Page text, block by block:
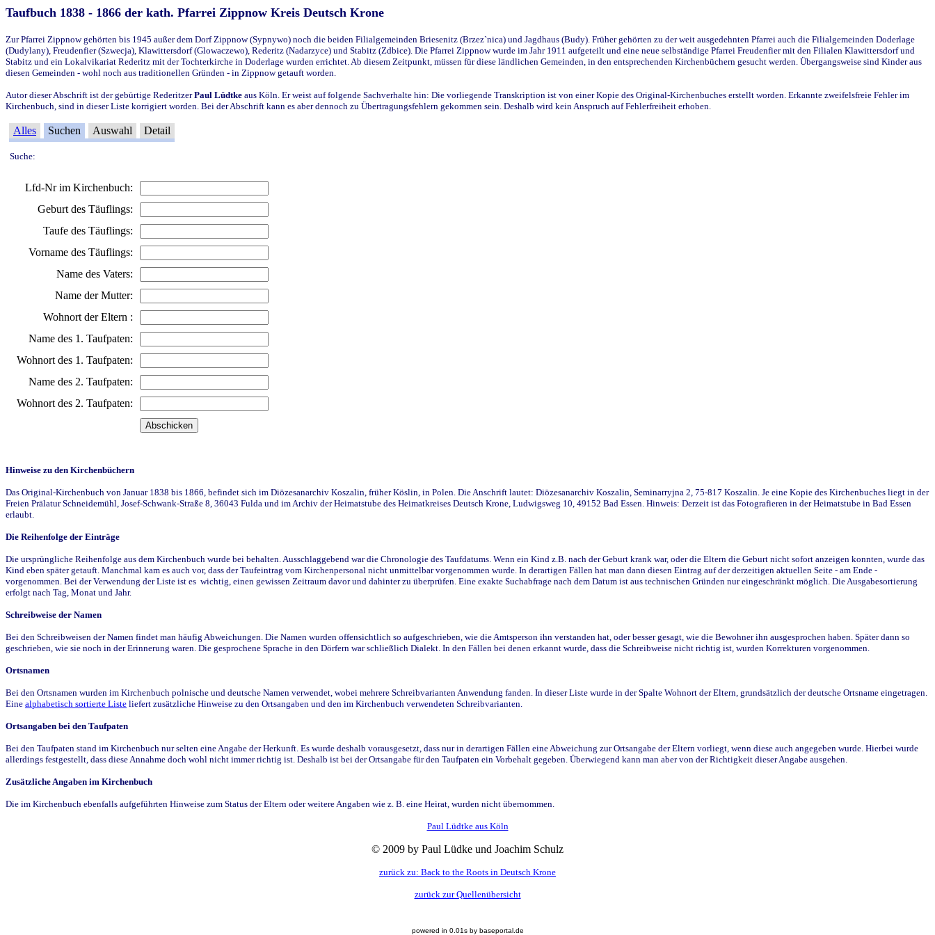
Taufbuch 1838 - 1866 der kath. Pfarrei Zippnow Kreis Deutsch Krone
Zur Pfarrei Zippnow gehörten bis 1945 außer dem Dorf Zippnow (Sypnywo) noch die beiden Filialgemeinden Briesenitz (Brzez`nica) und Jagdhaus (Budy). Früher gehörten zu der weit ausgedehnten Pfarrei auch die Filialgemeinden Doderlage
(Dudylany), Freudenfier (Szwecja), Klawittersdorf (Glowaczewo), Rederitz (Nadarzyce) und Stabitz (Zdbice). Die Pfarrei Zippnow wurde im Jahr 1911 aufgeteilt und eine neue selbständige Pfarrei Freudenfier mit den Filialen Klawittersdorf und
Stabitz und ein Lokalvikariat Rederitz mit der Tochterkirche in Doderlage wurden errichtet. Ab diesem Zeitpunkt, müssen für diese ländlichen Gemeinden, in den entsprechenden Kirchenbüchern gesucht werden. Übergangsweise sind Kinder aus
diesen Gemeinden - wohl noch aus traditionellen Gründen - in Zippnow getauft worden.
Autor dieser Abschrift ist der gebürtige RederitzerPaul Lüdtke aus Köln. Er weist auf folgende Sachverhalte hin: Die vorliegende Transkription ist von einer Kopie des Original-Kirchenbuches erstellt worden. Erkannte zweifelsfreie Fehler im
Kirchenbuch, sind in dieser Liste korrigiert worden. Bei der Abschrift kann es aber dennoch zu Übertragungsfehlern gekommen sein. Deshalb wird kein Anspruch auf Fehlerfreiheit erhoben.
Alles Suchen Auswahl Detail
Suche:
Lfd-Nr im Kirchenbuch:
Geburt des Täuflings:
Taufe des Täuflings:
Vorname des Täuflings:
Name des Vaters:
Name der Mutter:
Wohnort der Eltern :
Name des 1. Taufpaten:
Wohnort des 1. Taufpaten:
Name des 2. Taufpaten:
Wohnort des 2. Taufpaten:
Hinweise zu den Kirchenbüchern
Das Original-Kirchenbuch von Januar 1838 bis 1866, befindet sich im Diözesanarchiv Koszalin, früher Köslin, in Polen. Die Anschrift lautet: Diözesanarchiv Koszalin, Seminarryjna 2, 75-817 Koszalin. Je eine Kopie des Kirchenbuches liegt in der
Freien Prälatur Schneidemühl, Josef-Schwank-Straße 8, 36043 Fulda und im Archiv der Heimatstube des Heimatkreises Deutsch Krone, Ludwigsweg 10, 49152 Bad Essen. Hinweis: Derzeit ist das Fotografieren in der Heimatstube in Bad Essen
erlaubt.
Die Reihenfolge der Einträge
Die ursprüngliche Reihenfolge aus dem Kirchenbuch wurde bei behalten. Ausschlaggebend war die Chronologie des Taufdatums. Wenn ein Kind z.B. nach der Geburt krank war, oder die Eltern die Geburt nicht sofort anzeigen konnten, wurde das
Kind eben später getauft. Manchmal kam es auch vor, dass der Taufeintrag vom Kirchenpersonal nicht unmittelbar vorgenommen wurde. In derartigen Fällen hat man dann diesen Eintrag auf der derzeitigen aktuellen Seite - am Ende -
vorgenommen. Bei der Verwendung der Liste ist es wichtig, einen gewissen Zeitraum davor und dahinter zu überprüfen. Eine exakte Suchabfrage nach dem Datum ist aus technischen Gründen nur eingeschränkt möglich. Die Ausgabesortierung
erfolgt nach Tag, Monat und Jahr.
Schreibweise der Namen
Bei den Schreibweisen der Namen findet man häufig Abweichungen. Die Namen wurden offensichtlich so aufgeschrieben, wie die Amtsperson ihn verstanden hat, oder besser gesagt, wie die Bewohner ihn ausgesprochen haben. Später dann so
geschrieben, wie sie noch in der Erinnerung waren. Die gesprochene Sprache in den Dörfern war schließlich Dialekt. In den Fällen bei denen erkannt wurde, dass die Schreibweise nicht richtig ist, wurden Korrekturen vorgenommen.
Ortsnamen
Bei den Ortsnamen wurden im Kirchenbuch polnische und deutsche Namen verwendet, wobei mehrere Schreibvarianten Anwendung fanden. In dieser Liste wurde in der Spalte Wohnort der Eltern, grundsätzlich der deutsche Ortsname eingetragen.
Eine alphabetisch sortierte Liste liefert zusätzliche Hinweise zu den Ortsangaben und den im Kirchenbuch verwendeten Schreibvarianten.
Ortsangaben bei den Taufpaten
Bei den Taufpaten stand im Kirchenbuch nur selten eine Angabe der Herkunft. Es wurde deshalb vorausgesetzt, dass nur in derartigen Fällen eine Abweichung zur Ortsangabe der Eltern vorliegt, wenn diese auch angegeben wurde. Hierbei wurde
allerdings festgestellt, dass diese Annahme doch wohl nicht immer richtig ist. Deshalb ist bei der Ortsangabe für den Taufpaten ein Vorbehalt gegeben. Überwiegend kann man aber von der Richtigkeit dieser Angabe ausgehen.
Zusätzliche Angaben im Kirchenbuch
Die im Kirchenbuch ebenfalls aufgeführten Hinweise zum Status der Eltern oder weitere Angaben wie z. B. eine Heirat, wurden nicht übernommen.
Paul Lüdtke aus Köln
© 2009 by Paul Lüdke und Joachim Schulz
zurück zu: Back to the Roots in Deutsch Krone
zurück zur Quellenübersicht
powered in 0.01s by baseportal.de